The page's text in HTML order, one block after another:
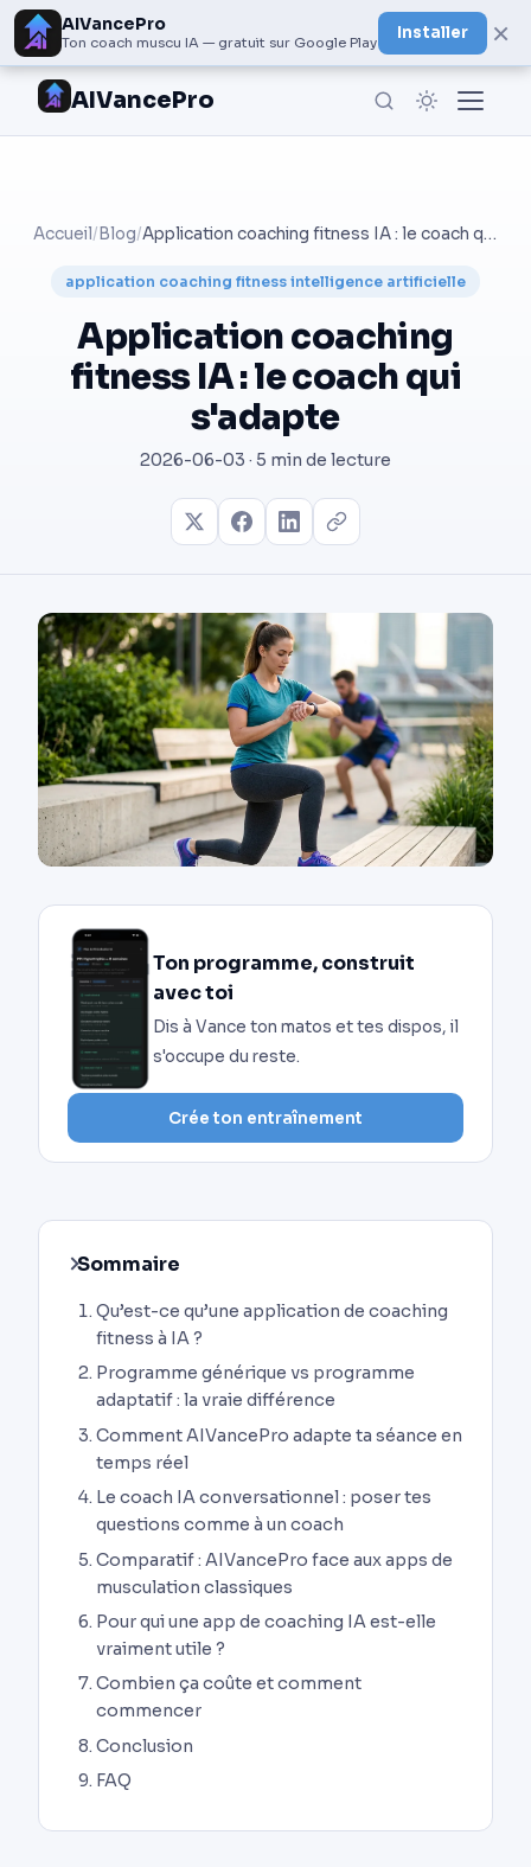
AIVancePro
Ton coach muscu IA — gratuit sur Google Play
Installer ×
AIVancePro
Accueil/ Blog/ Application coaching fitness IA : le coach qui s'adapte
application coaching fitness intelligence artificielle
Application coaching
fitness IA : le coach qui
s'adapte
2026-06-03 · 5 min de lecture
Ton programme, construit
avec toi
Dis à Vance ton matos et tes dispos, il
s'occupe du reste.
Crée ton entraînement
Sommaire
Qu’est-ce qu’une application de coaching
fitness à IA ?
Programme générique vs programme
adaptatif : la vraie différence
Comment AIVancePro adapte ta séance en
temps réel
Le coach IA conversationnel : poser tes
questions comme à un coach
Comparatif : AIVancePro face aux apps de
musculation classiques
Pour qui une app de coaching IA est-elle
vraiment utile ?
Combien ça coûte et comment
commencer
Conclusion
FAQ